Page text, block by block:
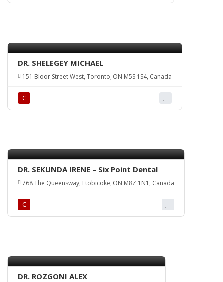
DR. SHELEGEY MICHAEL
151 Bloor Street West, Toronto, ON M5S 1S4, Canada
С
DR. SEKUNDA IRENE – Six Point Dental
768 The Queensway, Etobicoke, ON M8Z 1N1, Canada
С
DR. ROZGONI ALEX